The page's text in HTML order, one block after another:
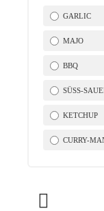
GARLIC
MAJO
BBQ
SÜSS-
KETCHUP
CURRY-